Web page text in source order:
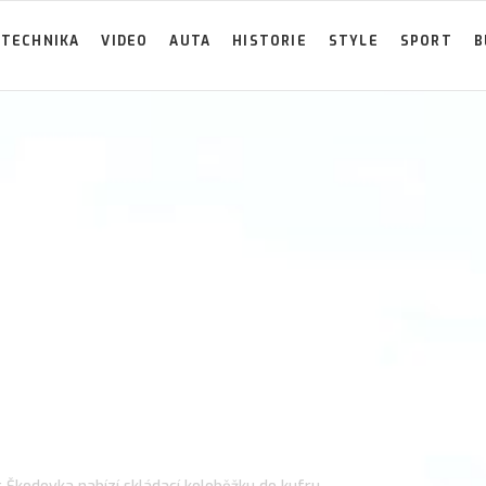
TECHNIKA VIDEO AUTA HISTORIE STYLE SPORT